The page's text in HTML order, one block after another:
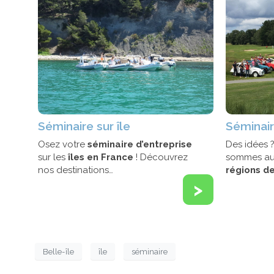
Séminaire sur île
Osez votre séminaire d’entreprise
sur les îles en France ! Découvrez
nos destinations…
>
Des idées
sommes
régions
Belle-île île séminaire